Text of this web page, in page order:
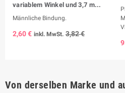
variablem Winkel und 3,7 m...
Männliche Bindung.
2,60 € inkl. MwSt. 3,82 €
Von derselben Marke und